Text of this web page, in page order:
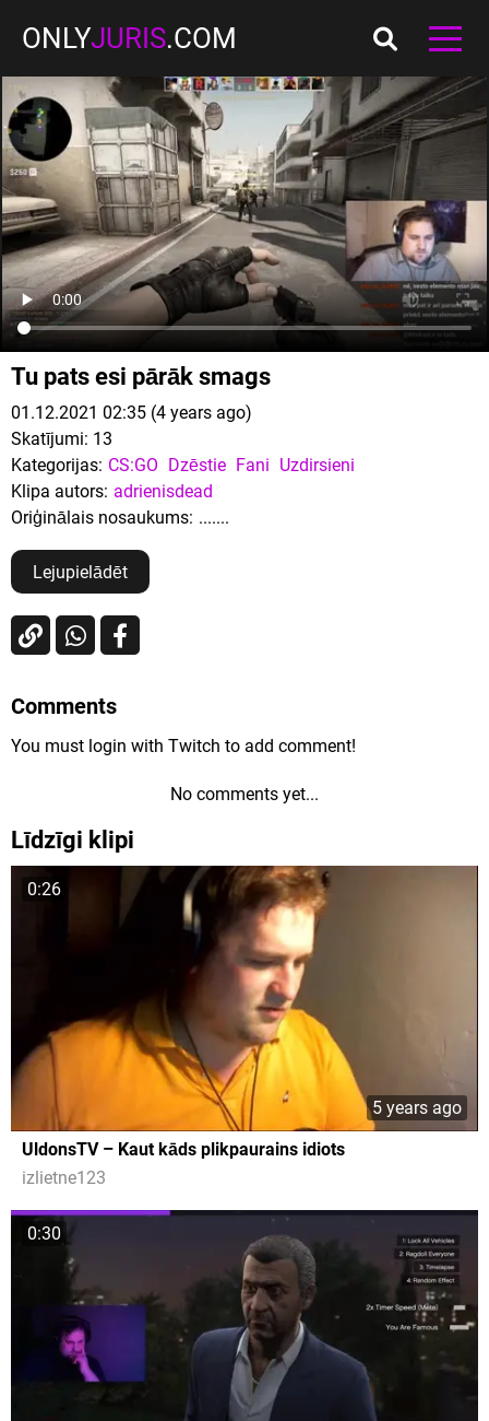
ONLYJURIS.COM
Tu pats esi pārāk smags
01.12.2021 02:35 (4 years ago)
Skatījumi: 13
Kategorijas: CS:GO Dzēstie Fani Uzdirsieni
Klipa autors: adrienisdead
Oriģinālais nosaukums: .......
Lejupielādēt
Comments
You must login with Twitch to add comment!
No comments yet...
Līdzīgi klipi
0:26
5 years ago
UldonsTV – Kaut kāds plikpaurains idiots
izlietne123
0:30